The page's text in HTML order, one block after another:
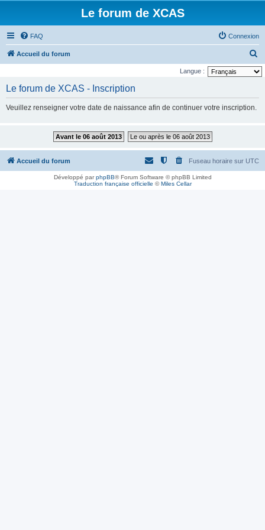
Le forum de XCAS
FAQ Connexion
Accueil du forum
e
h
Langue :
Le forum de XCAS - Inscription
Veuillez renseigner votre date de naissance afin de continuer votre inscription.
Avant le 06 août 2013 Le ou après le 06 août 2013
Accueil du forum Fuseau horaire sur UTC
Développé parphpBB® Forum Software © phpBB Limited
Traduction française officielle ©Miles Cellar